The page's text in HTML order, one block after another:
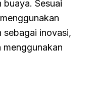
buaya. Sesuai
sebagai inovasi,
menggunakan